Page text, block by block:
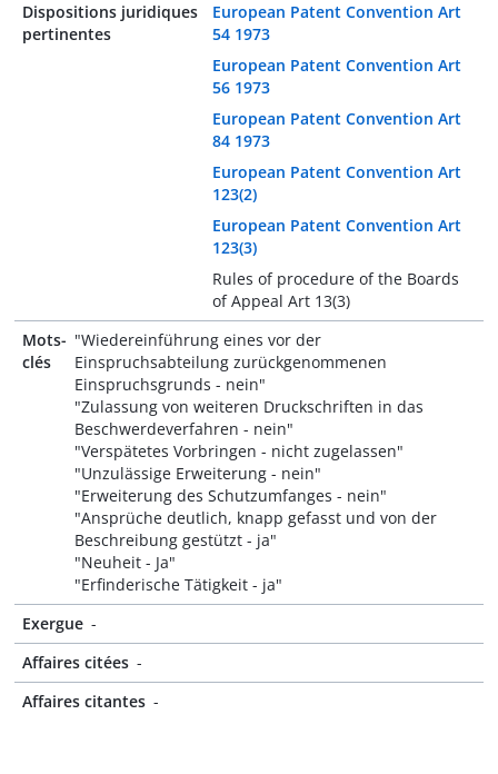
Dispositions juridiques
pertinentes
European Patent Convention Art
54 1973
European Patent Convention Art
56 1973
European Patent Convention Art
84 1973
European Patent Convention Art
123(2)
European Patent Convention Art
123(3)
Rules of procedure of the Boards
of Appeal Art 13(3)
Mots-
clés
"Wiedereinführung eines vor der
Einspruchsabteilung zurückgenommenen
Einspruchsgrunds - nein"
"Zulassung von weiteren Druckschriften in das
Beschwerdeverfahren - nein"
"Verspätetes Vorbringen - nicht zugelassen"
"Unzulässige Erweiterung - nein"
"Erweiterung des Schutzumfanges - nein"
"Ansprüche deutlich, knapp gefasst und von der
Beschreibung gestützt - ja"
"Neuheit - Ja"
"Erfinderische Tätigkeit - ja"
Exergue -
Affaires citées -
Affaires citantes -